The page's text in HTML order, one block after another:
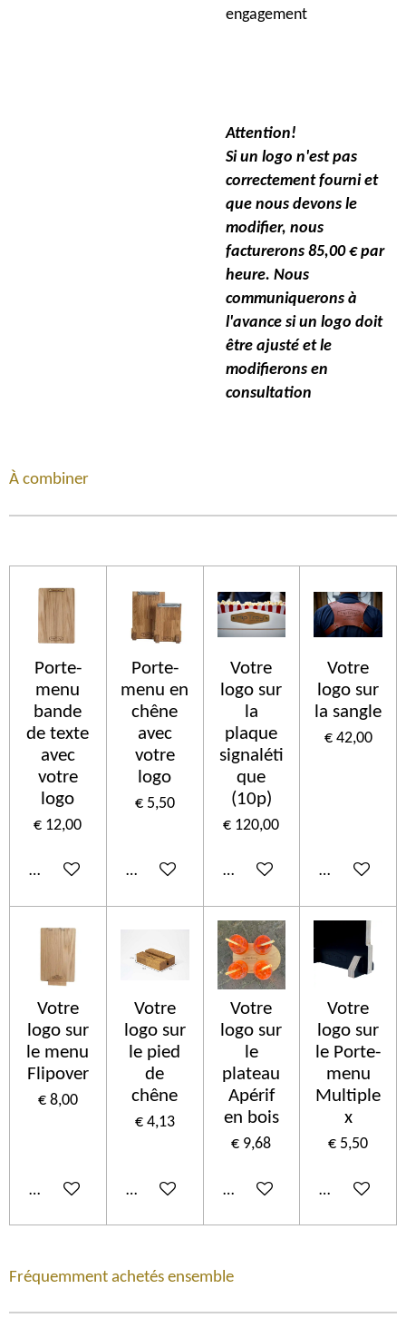
engagement
Attention!
Si un logo n'est pas
correctement fourni et
que nous devons le
modifier, nous
facturerons 85,00 € par
heure. Nous
communiquerons à
l'avance si un logo doit
être ajusté et le
modifierons en
consultation
À combiner
Porte-
menu
bande
de texte
avec
votre
logo
€ 12,00
In winkelwagen
Porte-
menu en
chêne
avec
votre
logo
€ 5,50
In winkelwagen
Votre
logo sur
la
plaque
signaléti
que
(10p)
€ 120,00
In winkelwagen
Votre
logo sur
la sangle
€ 42,00
In
Votre
logo sur
le menu
Flipover
€ 8,00
In winkelwagen
Votre
logo sur
le pied
de
chêne
€ 4,13
In winkelwagen
Votre
logo sur
le
plateau
Apérif
en bois
€ 9,68
In winkelwagen
Votre
logo sur
le Porte-
menu
Multiple
x
€ 5,50
In
Fréquemment achetés ensemble